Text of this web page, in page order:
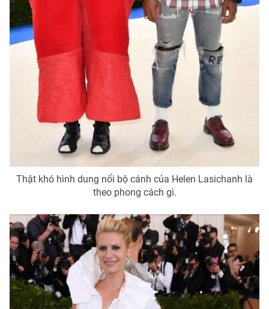
Thật khó hình dung nổi bộ cánh của Helen Lasichanh là
theo phong cách gì.